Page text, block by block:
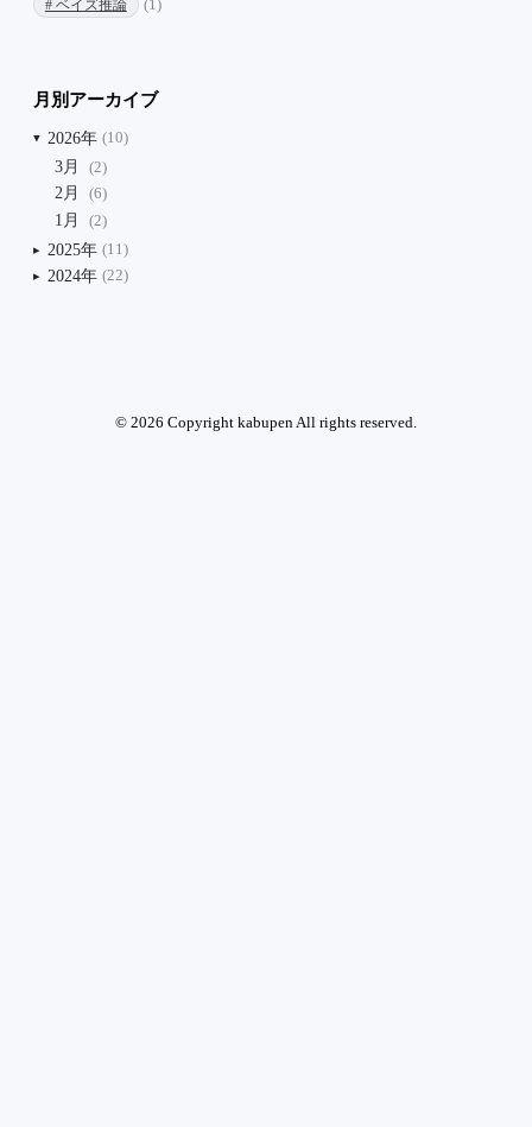
# ベイズ推論 (1)
月別アーカイブ
2026年 (10)
3月 (2)
2月 (6)
1月 (2)
2025年 (11)
2024年 (22)
© 2026 Copyright kabupen All rights reserved.